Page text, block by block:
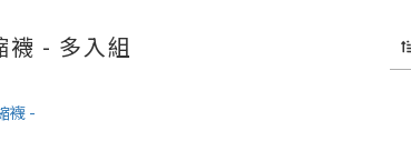
襪 - 多入組